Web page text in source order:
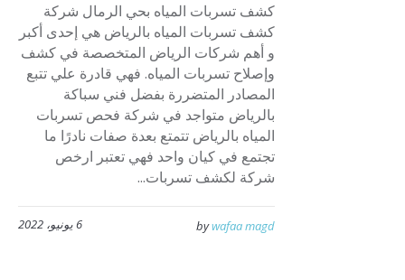
كشف تسربات المياه بحي الرمال شركة
كشف تسربات المياه بالرياض هي إحدى أكبر
و أهم شركات الرياض المتخصصة في كشف
وإصلاح تسربات المياه. فهي قادرة علي تتبع
المصادر المتضررة بفضل فني سباكة
بالرياض متواجد في شركة فحص تسربات
المياه بالرياض تتمتع بعدة صفات نادرًا ما
تجتمع في كيان واحد فهي تعتبر ارخص
شركة لكشف تسربات...
6 يونيو، 2022 bywafaa magd